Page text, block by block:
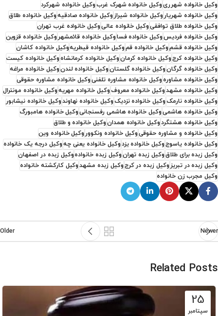
وکیل خانواده شهرریوکیل خانواده شهرک غربوکیل خانواده شهرکرد
وکیل خانواده شهریاروکیل خانواده شیرازوکیل خانواده صادقیهوکیل خانواده طلاق
وکیل خانواده طلاق توافقیوکیل خانواده عالیوکیل خانواده غرب تهران
وکیل خانواده فردیسوکیل خانواده فساوکیل خانواده قائمشهروکیل خانواده قزوین
وکیل خانواده قشموکیل خانواده قموکیل خانواده قیطریهوکیل خانواده کاشان
وکیل خانواده کرجوکیل خانواده کرمانوکیل خانواده کرمانشاهوکیل خانواده کیست
وکیل خانواده گرگانوکیل خانواده گلستانوکیل خانواده لندنوکیل خانواده مراغه
وکیل خانواده مشاورهوکیل خانواده مشاوره تلفنیوکیل خانواده مشاوره حقوقی
وکیل خانواده مشهدوکیل خانواده معروفوکیل خانواده مهریهوکیل خانواده مونترال
وکیل خانواده نارمکوکیل خانواده نزدیکوکیل خانواده نهاوندوکیل خانواده نیشابور
وکیل خانواده هاشمیوکیل خانواده هاشمی رفسنجانیوکیل خانواده هامبورگ
وکیل خانواده هشتگردوکیل خانواده همدانوکیل خانواده و طلاق
وکیل خانواده و مشاوره حقوقیوکیل خانواده ونکووروکیل خانواده وین
وکیل خانواده یاسوجوکیل خانواده یزدوکیل خانواده یعنی چهوکیل درجه یک خانواده
وکیل زبده برای طلاقوکیل زبده تهرانوکیل زبده خانوادهوکیل زبده در اصفهان
وکیل زبده در تبریزوکیل زبده در کرجوکیل زبده مشهدوکیل کارکشته خانواده
وکیل مجرب زن خانواده
Newer
Older
Related Posts
25
سپتامبر